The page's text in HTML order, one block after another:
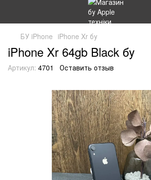
БУ iPhone iPhone Xr бу
iPhone Xr 64gb Black бу
Артикул: 4701 Оставить отзыв